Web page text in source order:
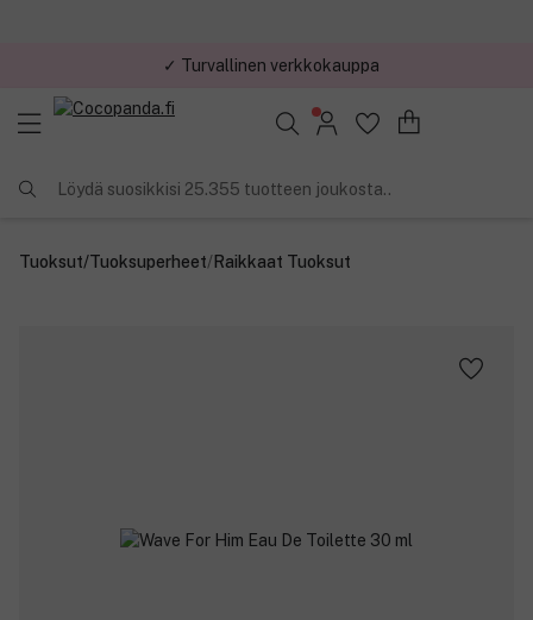
Löydä suosikkisi 25.355 tuotteen joukosta..
Tuoksut/Tuoksuperheet/Raikkaat Tuoksut